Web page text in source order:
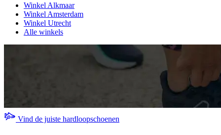
Winkel Alkmaar
Winkel Amsterdam
Winkel Utrecht
Alle winkels
Vind de juiste hardloopschoenen